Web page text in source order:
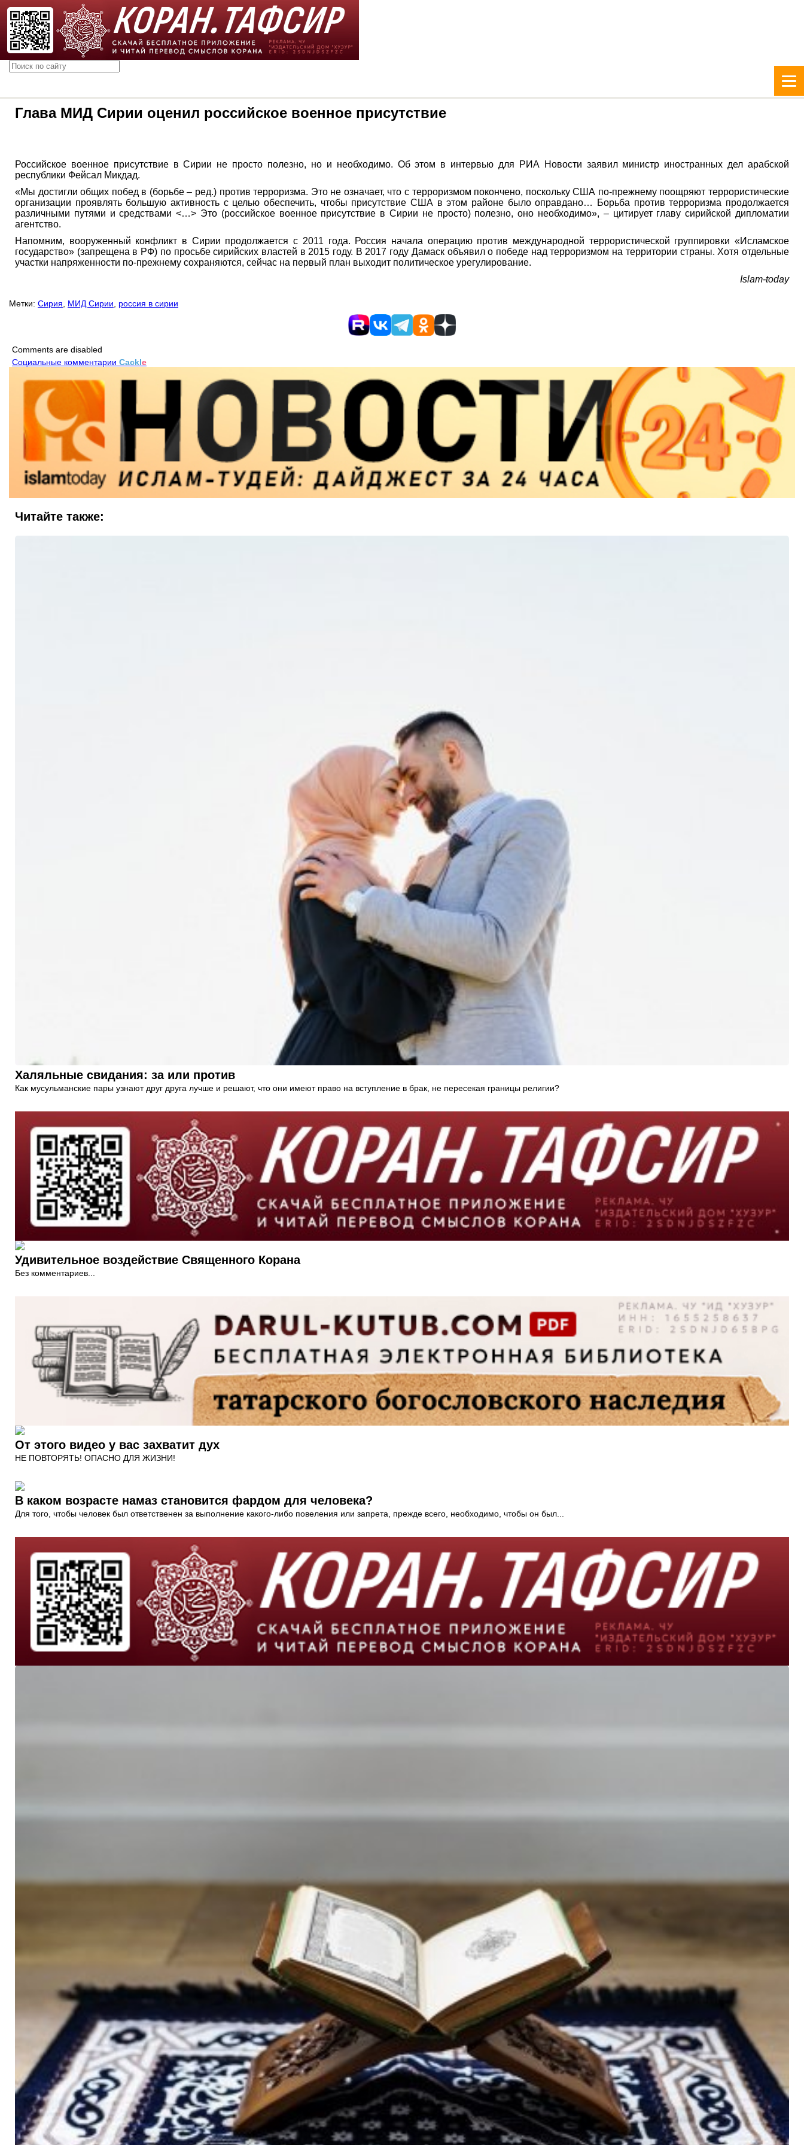
Глава МИД Сирии оценил российское военное присутствие
Российское военное присутствие в Сирии не просто полезно, но и необходимо. Об этом в интервью для РИА Новости заявил министр иностранных дел арабской
республики Фейсал Микдад.
«Мы достигли общих побед в (борьбе – ред.) против терроризма. Это не означает, что с терроризмом покончено, поскольку США по-прежнему поощряют террористические
организации проявлять большую активность с целью обеспечить, чтобы присутствие США в этом районе было оправдано… Борьба против терроризма продолжается
различными путями и средствами <…> Это (российское военное присутствие в Сирии не просто) полезно, оно необходимо», – цитирует главу сирийской дипломатии
агентство.
Напомним, вооруженный конфликт в Сирии продолжается с 2011 года. Россия начала операцию против международной террористической группировки «Исламское
государство» (запрещена в РФ) по просьбе сирийских властей в 2015 году. В 2017 году Дамаск объявил о победе над терроризмом на территории страны. Хотя отдельные
участки напряженности по-прежнему сохраняются, сейчас на первый план выходит политическое урегулирование.
Islam-today
Метки: Сирия МИД Сирии россия в сирии
Comments are disabled
Социальные комментарии Cackle
Читайте также:
Халяльные свидания: за или против
Как мусульманские пары узнают друг друга лучше и решают, что они имеют право на вступление в брак, не пересекая границы религии?
Удивительное воздействие Священного Корана
Без комментариев...
От этого видео у вас захватит дух
НЕ ПОВТОРЯТЬ! ОПАСНО ДЛЯ ЖИЗНИ!
В каком возрасте намаз становится фардом для человека?
Для того, чтобы человек был ответственен за выполнение какого-либо повеления или запрета, прежде всего, необходимо, чтобы он был...